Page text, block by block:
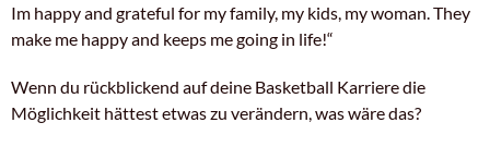
Im happy and grateful for my family, my kids, my woman. They
make me happy and keeps me going in life!“
Wenn du rückblickend auf deine Basketball Karriere die
Möglichkeit hättest etwas zu verändern, was wäre das?